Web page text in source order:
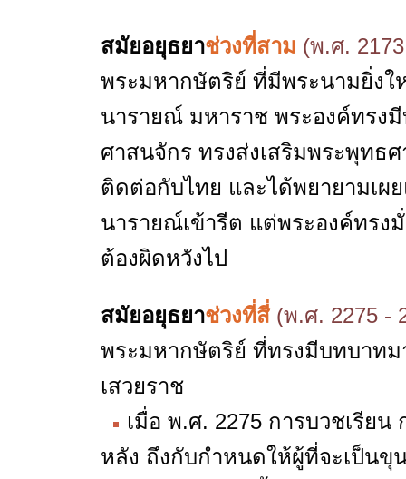
สมัยอยุธยาช่วงที่สาม (พ.ศ.
พระมหากษัตริย์ ที่มีพระนามยิ่ง
นารายณ์ มหาราช พระองค์ทรง
ศาสนจักร ทรงส่งเสริมพระพุทธ
ติดต่อกับไทย และได้พยายามเผ
นารายณ์เข้ารีต แต่พระองค์ทรง
ต้องผิดหวังไป
สมัยอยุธยาช่วงที่สี่ (พ.ศ. 2275 -
พระมหากษัตริย์ ที่ทรงมีบทบาทม
เสวยราช
เมื่อ พ.ศ. 2275 การบวชเรีย
หลัง ถึงกับกำหนดให้ผู้ที่จะเป็นขุ